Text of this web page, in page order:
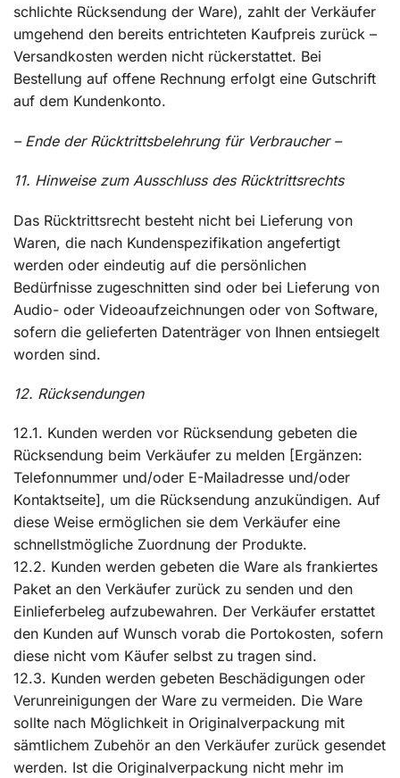
schlichte Rücksendung der Ware), zahlt der Verkäufer
umgehend den bereits entrichteten Kaufpreis zurück –
Versandkosten werden nicht rückerstattet. Bei
Bestellung auf offene Rechnung erfolgt eine Gutschrift
auf dem Kundenkonto.
– Ende der Rücktrittsbelehrung für Verbraucher –
11. Hinweise zum Ausschluss des Rücktrittsrechts
Das Rücktrittsrecht besteht nicht bei Lieferung von
Waren, die nach Kundenspezifikation angefertigt
werden oder eindeutig auf die persönlichen
Bedürfnisse zugeschnitten sind oder bei Lieferung von
Audio- oder Videoaufzeichnungen oder von Software,
sofern die gelieferten Datenträger von Ihnen entsiegelt
worden sind.
12. Rücksendungen
12.1. Kunden werden vor Rücksendung gebeten die
Rücksendung beim Verkäufer zu melden [Ergänzen:
Telefonnummer und/oder E-Mailadresse und/oder
Kontaktseite], um die Rücksendung anzukündigen. Auf
diese Weise ermöglichen sie dem Verkäufer eine
schnellstmögliche Zuordnung der Produkte.
12.2. Kunden werden gebeten die Ware als frankiertes
Paket an den Verkäufer zurück zu senden und den
Einlieferbeleg aufzubewahren. Der Verkäufer erstattet
den Kunden auf Wunsch vorab die Portokosten, sofern
diese nicht vom Käufer selbst zu tragen sind.
12.3. Kunden werden gebeten Beschädigungen oder
Verunreinigungen der Ware zu vermeiden. Die Ware
sollte nach Möglichkeit in Originalverpackung mit
sämtlichem Zubehör an den Verkäufer zurück gesendet
werden. Ist die Originalverpackung nicht mehr im